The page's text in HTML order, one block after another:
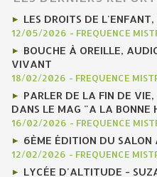
LES DROITS DE
12/05/2026 - FREQUENCE
BOUCHE À OREILLE,
VIVANT
18/02/2026 - FREQUENCE
PARLER DE LA FIN DE
DANS LE MAG "A LA
16/02/2026 - FREQUENCE
6ÈME ÉDITION DU SALON
12/02/2026 - FREQUENCE
LYCÉE D'ALTITUDE -